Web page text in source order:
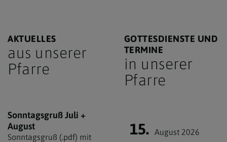
AKTUELLES
aus unserer
Pfarre
Sonntagsgruß Juli +
August
Sonntagsgruß (.pdf) mit
GOTTESDIENSTE UND
TERMINE
in unserer
Pfarre
15. August 2026